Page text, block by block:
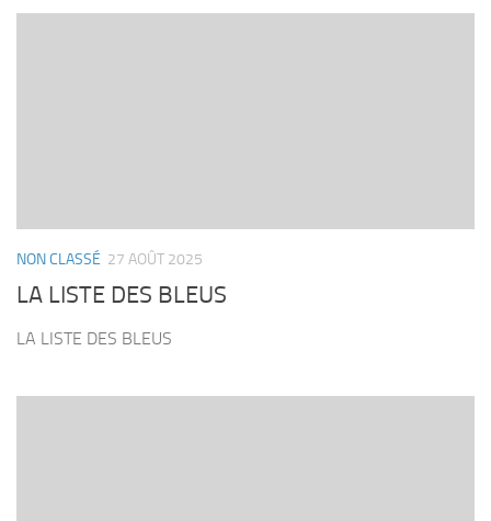
NON CLASSÉ 27 AOÛT 2025
LA LISTE DES BLEUS
LA LISTE DES BLEUS